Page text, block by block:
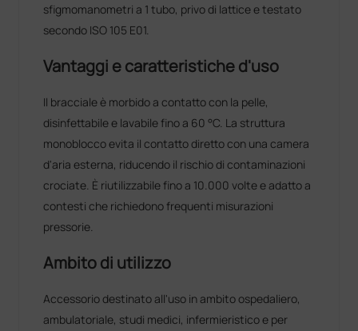
sfigmomanometri a 1 tubo, privo di lattice e testato
secondo ISO 105 E01.
Vantaggi e caratteristiche d'uso
Il bracciale è morbido a contatto con la pelle,
disinfettabile e lavabile fino a 60 °C. La struttura
monoblocco evita il contatto diretto con una camera
d'aria esterna, riducendo il rischio di contaminazioni
crociate. È riutilizzabile fino a 10.000 volte e adatto a
contesti che richiedono frequenti misurazioni
pressorie.
Ambito di utilizzo
Accessorio destinato all'uso in ambito ospedaliero,
ambulatoriale, studi medici, infermieristico e per